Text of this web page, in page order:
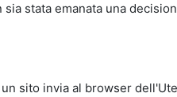
stata emanata una
sito invia al browser